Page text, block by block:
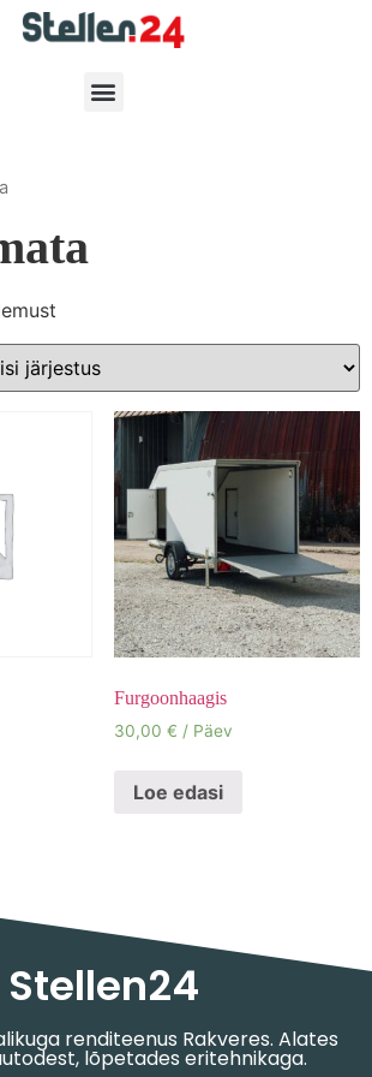
Furgoonhaagis
30,00 € / Päev
Loe edasi
Stellen24
renditeenus Rakveres. Alates
lõpetades eritehnikaga.